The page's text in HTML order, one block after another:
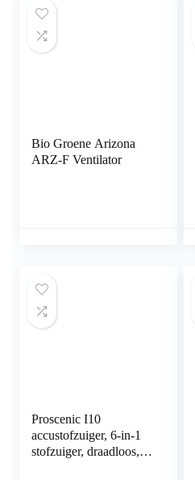
Bio Groene Arizona
ARZ-F Ventilator
Proscenic I10
accustofzuiger, 6-in-1
stofzuiger, draadloos,